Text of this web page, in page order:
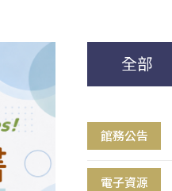
全部
館務公告
電子資源